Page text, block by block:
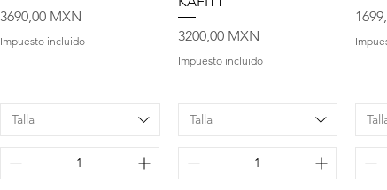
Precio
3690,00 MXN
Impuesto incluido
Talla
Precio
3200,00 MXN
Impuesto incluido
Talla